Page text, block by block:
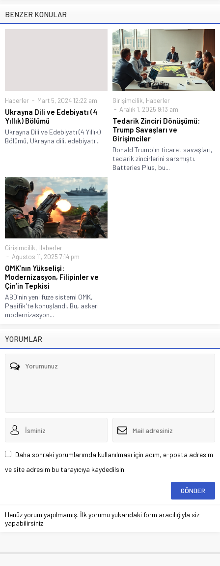
BENZER KONULAR
Haberler Mart 5, 2024 12:22 am
Ukrayna Dili ve Edebiyatı (4
Yıllık) Bölümü
Ukrayna Dili ve Edebiyatı (4 Yıllık)
Bölümü, Ukrayna dili, edebiyatı...
Girişimcilik, Haberler
Aralık 1, 2025 9:13 am
Tedarik Zinciri Dönüşümü:
Trump Savaşları ve
Girişimciler
Donald Trump'ın ticaret savaşları,
tedarik zincirlerini sarsmıştı.
Batteries Plus, bu...
Girişimcilik, Haberler
Ağustos 11, 2025 7:14 pm
OMK’nın Yükselişi:
Modernizasyon, Filipinler ve
Çin’in Tepkisi
ABD'nin yeni füze sistemi OMK,
Pasifik'te konuşlandı. Bu, askeri
modernizasyon...
YORUMLAR
Daha sonraki yorumlarımda kullanılması için adım, e-posta adresim
ve site adresim bu tarayıcıya kaydedilsin.
Henüz yorum yapılmamış. İlk yorumu yukarıdaki form aracılığıyla siz
yapabilirsiniz.